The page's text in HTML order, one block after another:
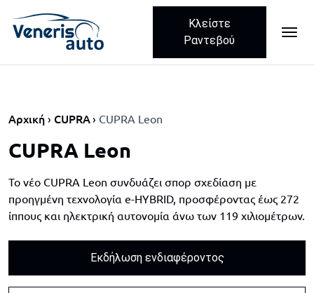
Skip navigation
Κλείστε
Ραντεβού
Αρχική CUPRA CUPRA Leon
CUPRA Leon
Το νέο CUPRA Leon συνδυάζει σπορ σχεδίαση με
προηγμένη τεχνολογία e-HYBRID, προσφέροντας έως 272
ίππους και ηλεκτρική αυτονομία άνω των 119 χιλιομέτρων.
Εκδήλωση ενδιαφέροντος